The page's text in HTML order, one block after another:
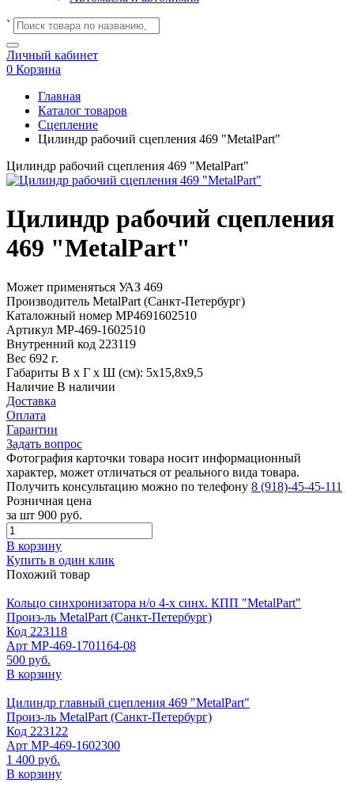
`
Личный кабинет
0 Корзина
Главная
Каталог товаров
Сцепление
Цилиндр рабочий сцепления 469 "MetalPart"
Цилиндр рабочий сцепления 469 "MetalPart"
Цилиндр рабочий сцепления
469 "MetalPart"
Может применяться УАЗ 469
Производитель MetalPart (Санкт-Петербург)
Каталожный номер МР4691602510
Артикул МР-469-1602510
Внутренний код 223119
Вес 692 г.
Габариты В х Г х Ш (см): 5х15,8х9,5
Наличие В наличии
Доставка
Оплата
Гарантии
Задать вопрос
Фотография карточки товара носит информационный
характер, может отличаться от реального вида товара.
Получить консультацию можно по телефону 8 (918)-45-45-111
Розничная цена
за шт 900 руб.
В корзину
Купить в один клик
Похожий товар
Кольцо синхронизатора н/о 4-х синх. КПП "MetalPart"
Произ-ль MetalPart (Санкт-Петербург)
Код 223118
Арт МР-469-1701164-08
500 руб.
В корзину
Цилиндр главный сцепления 469 "MetalPart"
Произ-ль MetalPart (Санкт-Петербург)
Код 223122
Арт МР-469-1602300
1 400 руб.
В корзину